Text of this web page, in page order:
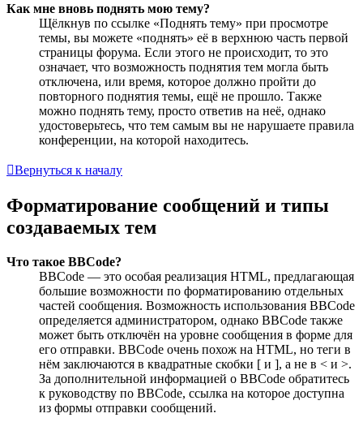
Как мне вновь поднять мою тему?
Щёлкнув по ссылке «Поднять тему» при просмотре
темы, вы можете «поднять» её в верхнюю часть первой
страницы форума. Если этого не происходит, то это
означает, что возможность поднятия тем могла быть
отключена, или время, которое должно пройти до
повторного поднятия темы, ещё не прошло. Также
можно поднять тему, просто ответив на неё, однако
удостоверьтесь, что тем самым вы не нарушаете правила
конференции, на которой находитесь.
Вернуться к началу
Форматирование сообщений и типы
создаваемых тем
Что такое BBCode?
BBCode — это особая реализация HTML, предлагающая
большие возможности по форматированию отдельных
частей сообщения. Возможность использования BBCode
определяется администратором, однако BBCode также
может быть отключён на уровне сообщения в форме для
его отправки. BBCode очень похож на HTML, но теги в
нём заключаются в квадратные скобки [ и ], а не в < и >.
За дополнительной информацией о BBCode обратитесь
к руководству по BBCode, ссылка на которое доступна
из формы отправки сообщений.